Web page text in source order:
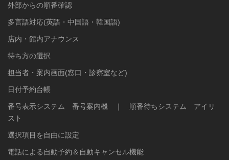
外部からの順番確認
多言語対応(英語・中国語・韓国語)
店内・館内アナウンス
待ち方の選択
担当者・案内画面(窓口・診察室など)
日付予約台帳
番号表示システム 番号案内機 ｜ 順番待ちシステム アイリ
スト
選択項目を自由に設定
電話による自動予約＆自動キャンセル機能